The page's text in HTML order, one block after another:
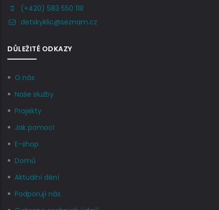
(+420) 583 550 118
detskyklic@seznam.cz
DŮLEŽITÉ ODKAZY
O nás
Naše služby
Projekty
Jak pomoci
E-shop
Domů
Aktuální dění
Podporují nás